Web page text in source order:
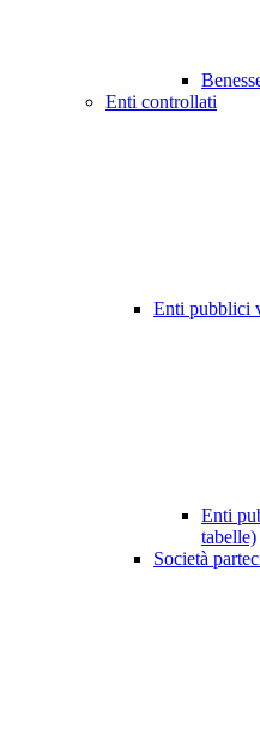
Enti controllati
Enti pubblici
Enti
tabelle)
Società